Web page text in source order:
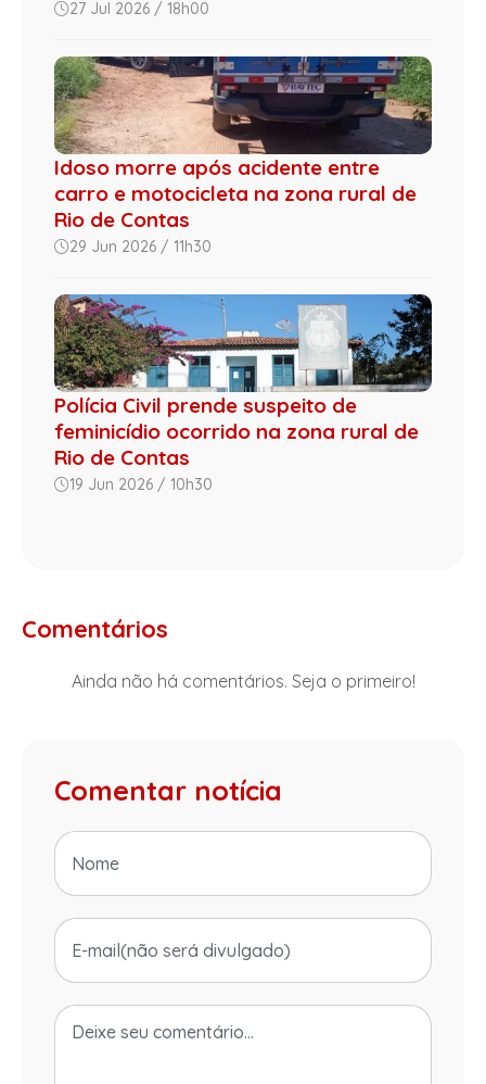
27 Jul 2026 / 18h00
Idoso morre após acidente entre
carro e motocicleta na zona rural de
Rio de Contas
29 Jun 2026 / 11h30
Polícia Civil prende suspeito de
feminicídio ocorrido na zona rural de
Rio de Contas
19 Jun 2026 / 10h30
Comentários
Ainda não há comentários. Seja o primeiro!
Comentar notícia